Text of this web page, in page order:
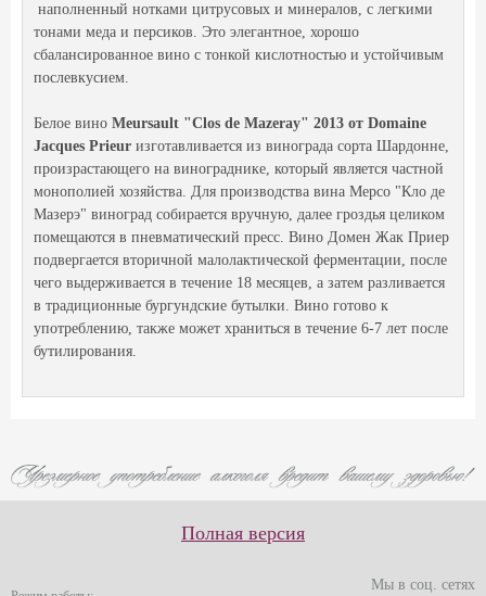
наполненный нотками цитрусовых и минералов, с легкими
тонами меда и персиков. Это элегантное, хорошо
сбалансированное вино с тонкой кислотностью и устойчивым
послевкусием.
Белое вино Meursault "Clos de Mazeray" 2013 от Domaine
Jacques Prieur изготавливается из винограда сорта Шардонне,
произрастающего на винограднике, который является частной
монополией хозяйства. Для производства вина Мерсо "Кло де
Мазерэ" виноград собирается вручную, далее гроздья целиком
помещаются в пневматический пресс. Вино Домен Жак Приер
подвергается вторичной малолактической ферментации, после
чего выдерживается в течение 18 месяцев, а затем разливается
в традиционные бургундские бутылки. Вино готово к
употреблению, также может храниться в течение 6-7 лет после
бутилирования.
Полная версия
Мы в соц. сетях